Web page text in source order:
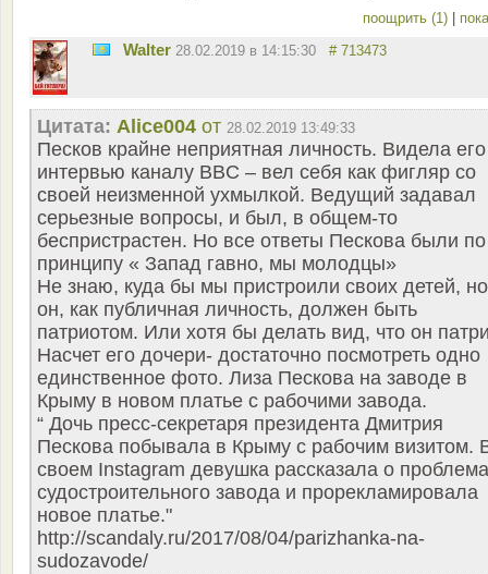
поощрить (1)
Walter 28.02.2019 в 14:15:30 # 713473
Цитата: Alice004 от 28.02.2019 13:49:33
Песков крайне неприятная личность. Видела его
интервью каналу BBC – вел себя как фигляр со
своей неизменной ухмылкой. Ведущий задавал
серьезные вопросы, и был, в общем-то
беспристрастен. Но все ответы Пескова были по
принципу « Запад гавно, мы молодцы»
Не знаю, куда бы мы пристроили своих детей, но
он, как публичная личность, должен быть
патриотом. Или хотя бы делать вид, что он
Насчет его дочери- достаточно посмотреть одно
единственное фото. Лиза Пескова на заводе в
Крыму в новом платье с рабочими завода.
“ Дочь пресс-секретаря президента Дмитрия
Пескова побывала в Крыму с рабочим визитом.
своем Instagram девушка рассказала о
судостроительного завода и прорекламировала
новое платье."
http://scandaly.ru/2017/08/04/parizhanka-na-
sudozavode/